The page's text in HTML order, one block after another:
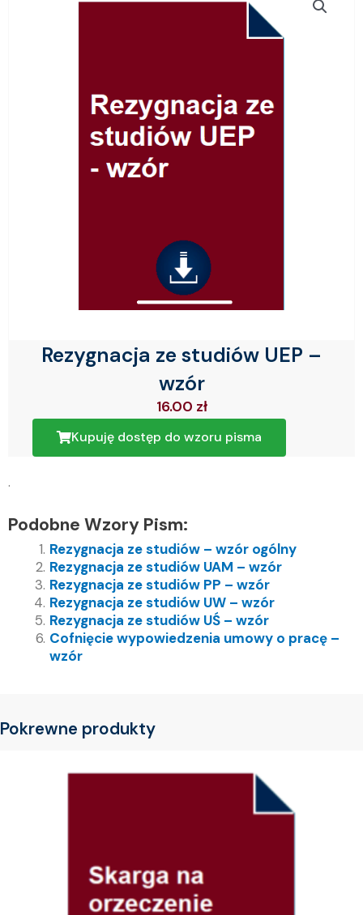
Rezygnacja ze studiów UEP –
wzór
16.00 zł
Kupuję dostęp do wzoru pisma
.
Podobne Wzory Pism:
Rezygnacja ze studiów – wzór ogólny
Rezygnacja ze studiów UAM – wzór
Rezygnacja ze studiów PP – wzór
Rezygnacja ze studiów UW – wzór
Rezygnacja ze studiów UŚ – wzór
Cofnięcie wypowiedzenia umowy o pracę –
wzór
Pokrewne produkty